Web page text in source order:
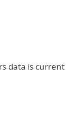
data is current